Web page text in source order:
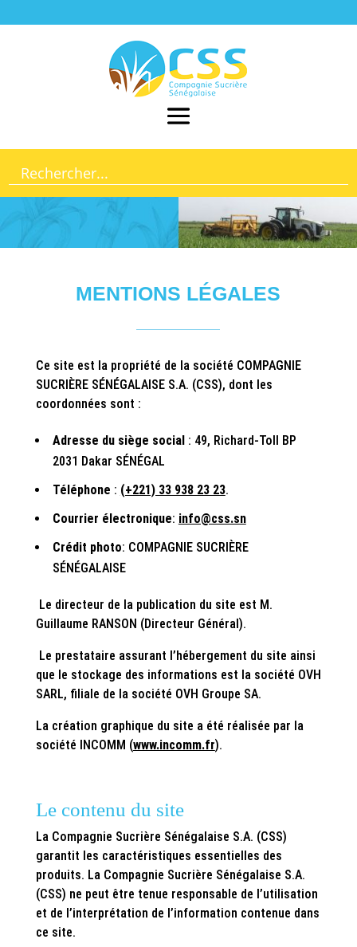
MENTIONS LÉGALES
Ce site est la propriété de la société COMPAGNIE
SUCRIÈRE SÉNÉGALAISE S.A. (CSS), dont les
coordonnées sont :
Adresse du siège social : 49, Richard-Toll BP
2031 Dakar SÉNÉGAL
Téléphone : (+221) 33 938 23 23.
Courrier électronique: info@css.sn
Crédit photo: COMPAGNIE SUCRIÈRE
SÉNÉGALAISE
Le directeur de la publication du site est M.
Guillaume RANSON (Directeur Général).
Le prestataire assurant l’hébergement du site ainsi
que le stockage des informations est la société OVH
SARL, filiale de la société OVH Groupe SA.
La création graphique du site a été réalisée par la
société INCOMM (www.incomm.fr).
Le contenu du site
La Compagnie Sucrière Sénégalaise S.A. (CSS)
garantit les caractéristiques essentielles des
produits. La Compagnie Sucrière Sénégalaise S.A.
(CSS) ne peut être tenue responsable de l’utilisation
et de l’interprétation de l’information contenue dans
ce site.